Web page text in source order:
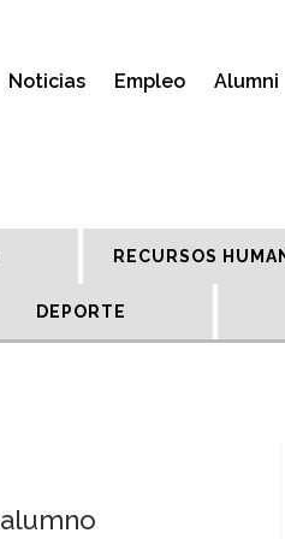
Noticias Empleo Alumni
RECURSOS
DEPORTE